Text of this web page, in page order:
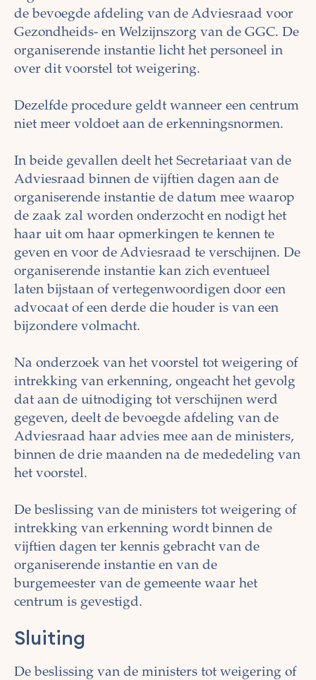
de bevoegde afdeling van de Adviesraad voor
Gezondheids- en Welzijnszorg van de GGC. De
organiserende instantie licht het personeel in
over dit voorstel tot weigering.
Dezelfde procedure geldt wanneer een centrum
niet meer voldoet aan de erkenningsnormen.
In beide gevallen deelt het Secretariaat van de
Adviesraad binnen de vijftien dagen aan de
organiserende instantie de datum mee waarop
de zaak zal worden onderzocht en nodigt het
haar uit om haar opmerkingen te kennen te
geven en voor de Adviesraad te verschijnen. De
organiserende instantie kan zich eventueel
laten bijstaan of vertegenwoordigen door een
advocaat of een derde die houder is van een
bijzondere volmacht.
Na onderzoek van het voorstel tot weigering of
intrekking van erkenning, ongeacht het gevolg
dat aan de uitnodiging tot verschijnen werd
gegeven, deelt de bevoegde afdeling van de
Adviesraad haar advies mee aan de ministers,
binnen de drie maanden na de mededeling van
het voorstel.
De beslissing van de ministers tot weigering of
intrekking van erkenning wordt binnen de
vijftien dagen ter kennis gebracht van de
organiserende instantie en van de
burgemeester van de gemeente waar het
centrum is gevestigd.
Sluiting
De beslissing van de ministers tot weigering of